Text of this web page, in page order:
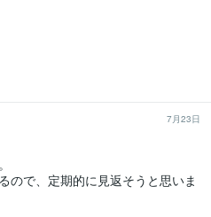
7月23日
ので、定期的に見返そうと思いま